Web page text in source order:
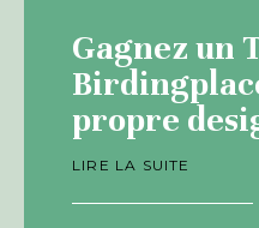
Gagnez un
propre
LIRE LA SUITE